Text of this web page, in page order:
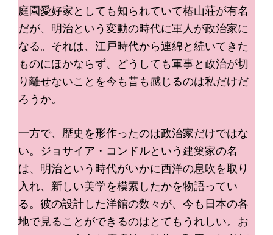
庭園愛好家としても知られていて椿山荘が有名
だが、明治という変動の時代に軍人が政治家に
なる。それは、江戸時代から連綿と続いてきた
ものにほかならず、どうしても軍事と政治が切
り離せないことを今も昔も感じるのは私だけだ
ろうか。
一方で、歴史を形作ったのは政治家だけではな
い。ジョサイア・コンドルという建築家の名
は、明治という時代がいかに西洋の息吹を取り
入れ、新しい美学を模索したかを物語ってい
る。彼の設計した洋館の数々が、今も日本の各
地で見ることができるのはとてもうれしい。お